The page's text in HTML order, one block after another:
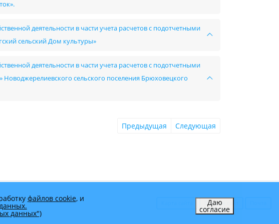
деятельности в части учета расчетов с подотчетными
сельский Дом культуры»
деятельности в части учета расчетов с подотчетными
сельского поселения Брюховецкого
Предыдущая Следующая
Вход на сайт
файлов cookie, и
данных")
Даю
согласие